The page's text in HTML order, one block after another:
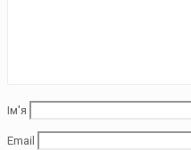
Ім'я
Email